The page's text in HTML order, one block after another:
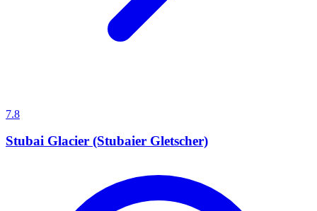
7.8
Stubai Glacier (Stubaier Gletscher)